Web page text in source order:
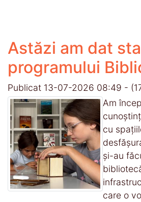
Astăzi am dat
programului
Publicat 13-07-2026 08:49 -
Am
cu
și-au
care o